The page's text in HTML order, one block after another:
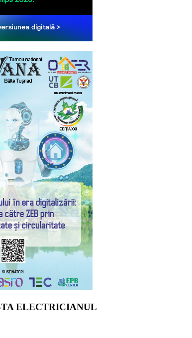
ELECTRICIANUL